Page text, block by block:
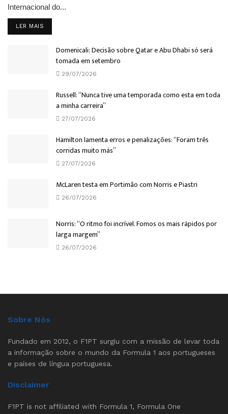
Internacional do...
LER MAIS
Domenicali: Decisão sobre Qatar e Abu Dhabi só será
tomada em setembro
29/07/2026
Russell: “Nunca tive uma temporada como esta em toda
a minha carreira”
27/07/2026
Hamilton lamenta erros e penalizações: “Foram três
corridas muito más”
27/07/2026
McLaren testa em Portimão com Norris e Piastri
26/07/2026
Norris: “O ritmo foi incrível. Fomos os mais rápidos por
larga margem”
26/07/2026
Sobre Nós
Fundado em 2012, o F1PT surgiu com a missão de levar toda
a informação sobre o mundo da Formula 1 aos portugueses
e países de língua portuguesa.
Disclaimer
F1PT is not affiliated with Formula 1, Formula One